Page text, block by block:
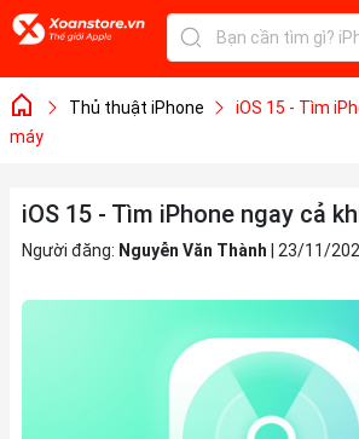
Thủ thuật iPhone
iOS 15 - Tìm
máy
iOS 15 - Tìm iPhone ngay cả
Người đăng: Nguyễn Văn Thành 23/11/